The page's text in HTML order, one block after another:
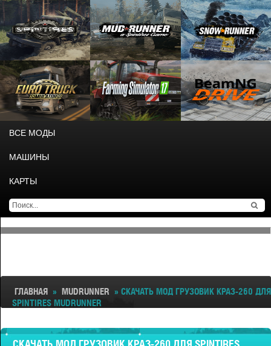
ВСЕ МОДЫ
МАШИНЫ
КАРТЫ
ГЛАВНАЯ » MUDRUNNER » СКАЧАТЬ МОД ГРУЗОВИК КРАЗ-260 ДЛЯ
SPINTIRES MUDRUNNER